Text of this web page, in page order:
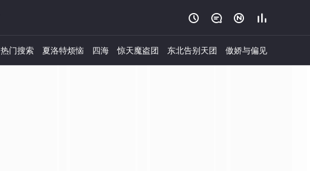
   
热门搜索 夏洛特烦恼 四海 惊天魔盗团 东北告别天团 傲娇与偏见